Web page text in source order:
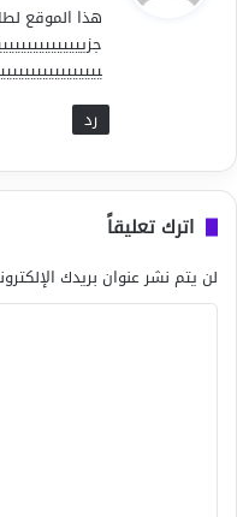
ل
هذا الموقع
رد
اترك تعليقاً
لن يتم نشر عنوان بريدك